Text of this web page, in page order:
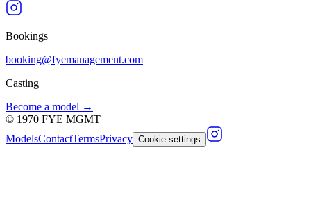
Bookings
booking@fyemanagement.com
Casting
Become a model →
© 1970 FYE MGMT
ModelsContactTermsPrivacy Cookie settings